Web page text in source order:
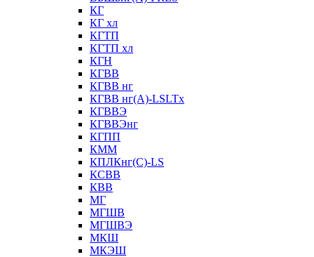
КГ
КГ хл
КГТП
КГТП хл
КГН
КГВВ
КГВВ нг
КГВВ нг(А)-LSLTx
КГВВЭ
КГВВЭнг
КГПП
КММ
КПЛКнг(C)-LS
КСВВ
КВВ
МГ
МГШВ
МГШВЭ
МКШ
МКЭШ